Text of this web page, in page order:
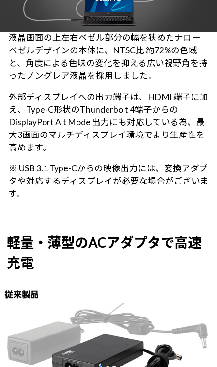
液晶画面の上左右ベゼル部分の幅を狭めたナロー
ベゼルデザインの本体に、NTSC比 約72%の色域
と、角度による色味の変化を抑える広い視野角を持
ったノングレア液晶を採用しました。
外部ディスプレイへの出力端子は、HDMI 端子に加
え、Type-C形状のThunderbolt 4端子からの
DisplayPort Alt Mode 出力にも対応している為、最
大3画面のマルチディスプレイ環境でより生産性を
高めます。
※ USB 3.1 Type-Cからの映像出力には、変換アダプ
タや対応するディスプレイが必要な場合がございま
す。
軽量・薄型のACアダプタで高速
充電